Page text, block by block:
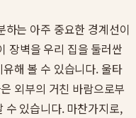
하는 아주 중요한 경계선이
장벽을 우리 집을 둘러싼
해 볼 수 있습니다. 울타
외부의 거친 바람으로부
수 있습니다. 마찬가지로,